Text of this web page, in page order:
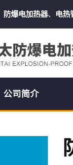
防爆电加热器、 电热
公司简介